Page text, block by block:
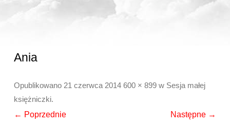
Ania
Opublikowano 21 czerwca 2014 600 × 899 w Sesja małej
księżniczki.
← Poprzednie Następne →